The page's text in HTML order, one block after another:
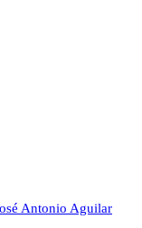
Antonio Aguilar